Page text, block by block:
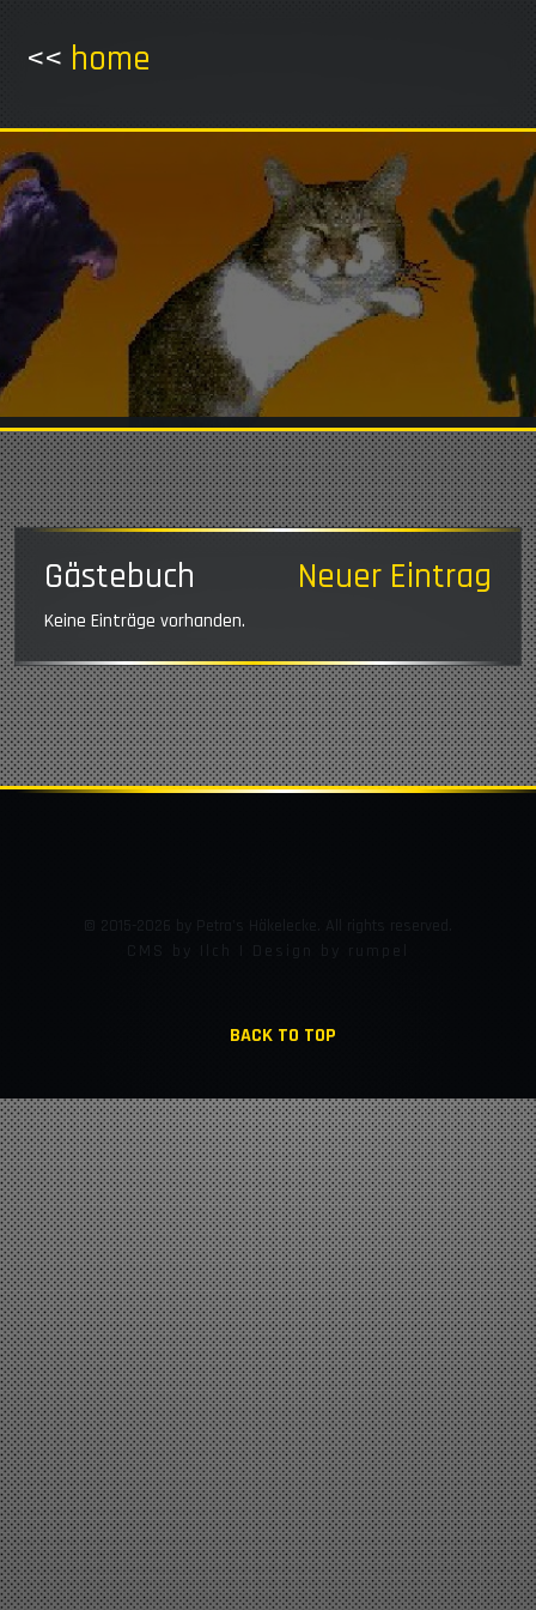
<< home
Gästebuch Neuer Eintrag
Keine Einträge vorhanden.
© 2015-2026 by Petra's Häkelecke. All rights reserved.
CMS by Ilch | Design by rumpel
BACK TO TOP